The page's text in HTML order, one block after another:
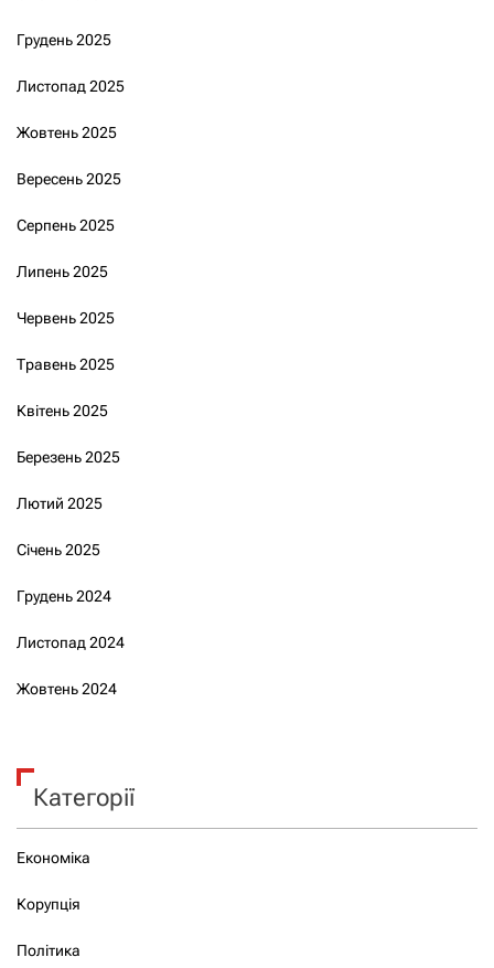
Грудень 2025
Листопад 2025
Жовтень 2025
Вересень 2025
Серпень 2025
Липень 2025
Червень 2025
Травень 2025
Квітень 2025
Березень 2025
Лютий 2025
Січень 2025
Грудень 2024
Листопад 2024
Жовтень 2024
Категорії
Економіка
Корупція
Політика